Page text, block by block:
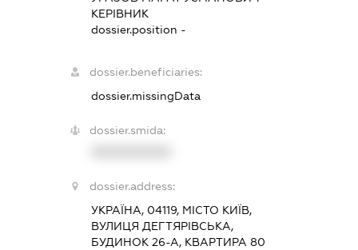
КЕРІВНИК
dossier.position -
dossier.beneficiaries:
dossier.missingData
dossier.smida:
dossier.address:
УКРАЇНА, 04119, МІСТО КИЇВ,
ВУЛИЦЯ ДЕГТЯРІВСЬКА,
БУДИНОК 26-А, КВАРТИРА 80